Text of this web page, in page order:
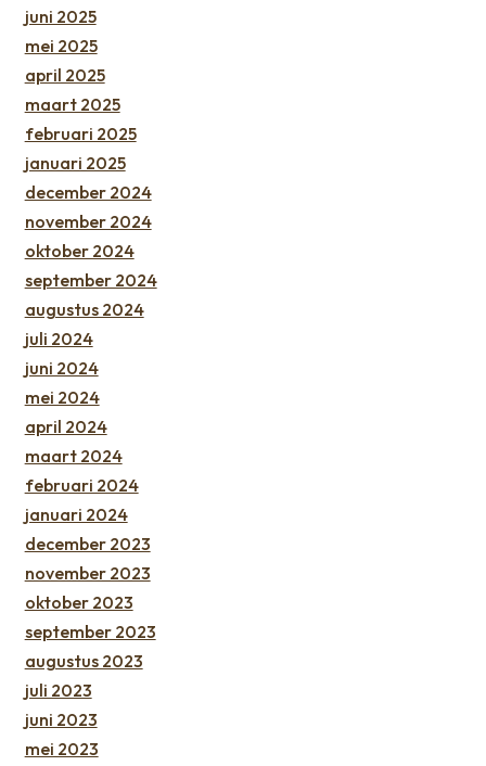
juni 2025
mei 2025
april 2025
maart 2025
februari 2025
januari 2025
december 2024
november 2024
oktober 2024
september 2024
augustus 2024
juli 2024
juni 2024
mei 2024
april 2024
maart 2024
februari 2024
januari 2024
december 2023
november 2023
oktober 2023
september 2023
augustus 2023
juli 2023
juni 2023
mei 2023